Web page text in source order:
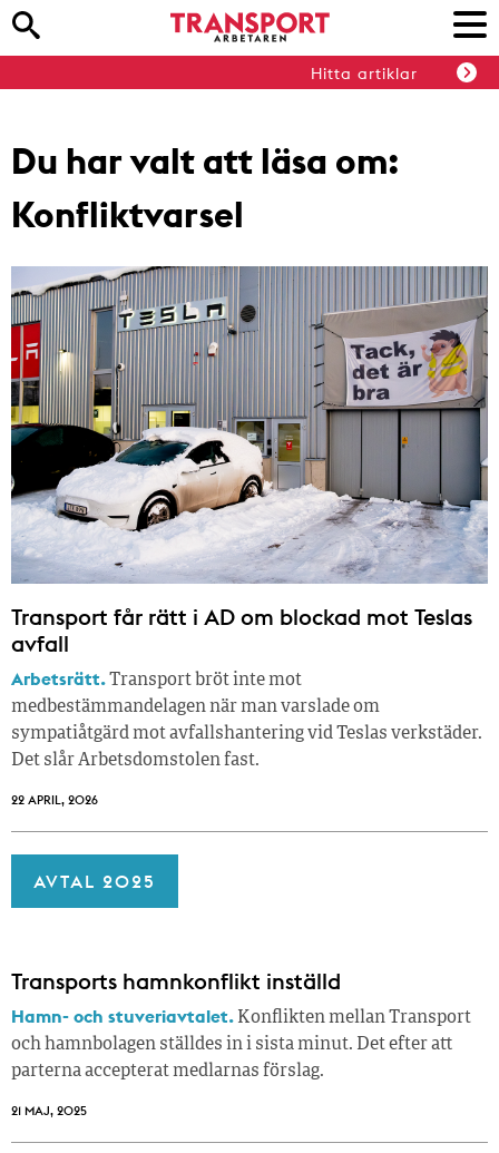
Hitta artiklar
Du har valt att läsa om:
Konfliktvarsel
Transport får rätt i AD om blockad mot Teslas
avfall
Arbetsrätt.Transport bröt inte mot
medbestämmandelagen när man varslade om
sympatiåtgärd mot avfallshantering vid Teslas verkstäder.
Det slår Arbetsdomstolen fast.
22 APRIL, 2026
AVTAL 2025
Transports hamnkonflikt inställd
Hamn- och stuveriavtalet. Konflikten mellan Transport
och hamnbolagen ställdes in i sista minut. Det efter att
parterna accepterat medlarnas förslag.
21 MAJ, 2025